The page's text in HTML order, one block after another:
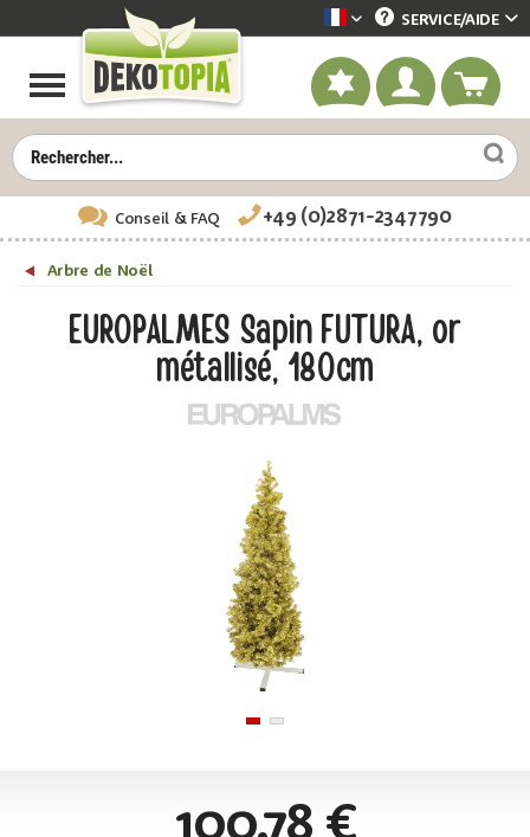
Dekotopia französisch
SERVICE/AIDE
Conseil& FAQ +49 (0)2871-2347790
Arbre de Noël
EUROPALMES Sapin FUTURA, or
métallisé, 180cm